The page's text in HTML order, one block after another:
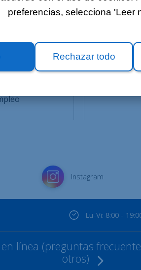
preferencias, selecciona 'Leer
Rechazar todo
Instagram
Lu-Vi: 8:00 -
línea (preguntas
otros)